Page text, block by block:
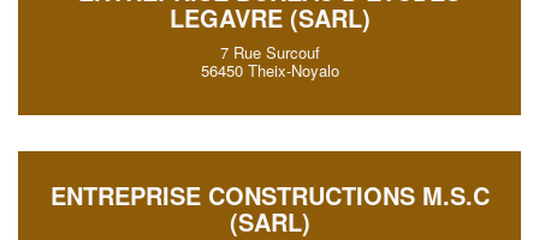
LEGAVRE (SARL)
7 Rue Surcouf
56450 Theix-Noyalo
ENTREPRISE CONSTRUCTIONS M.S.C
(SARL)